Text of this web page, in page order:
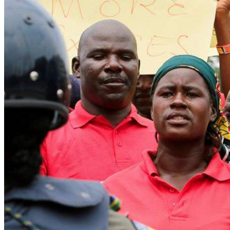
Facebook
Twitter
YouTube
L’association
Nos partenaires
LE DÉBAT
Débat – Entrepreneuriat en Afrique de l’Ouest
Afrique de l’Ouest – États Unis d’Amérique
Changement climatique 2022
Les relations entre l’Afrique de l’Ouest et l’Europe
Enseignement supérieur 2021